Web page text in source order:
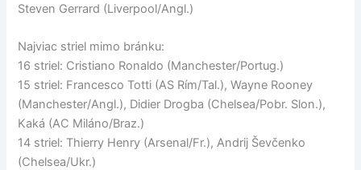
Steven Gerrard (Liverpool/Angl.)
Najviac striel mimo bránku:
16 striel: Cristiano Ronaldo (Manchester/Portug.)
15 striel: Francesco Totti (AS Rím/Tal.), Wayne Rooney
(Manchester/Angl.), Didier Drogba (Chelsea/Pobr. Slon.),
Kaká (AC Miláno/Braz.)
14 striel: Thierry Henry (Arsenal/Fr.), Andrij Ševčenko
(Chelsea/Ukr.)